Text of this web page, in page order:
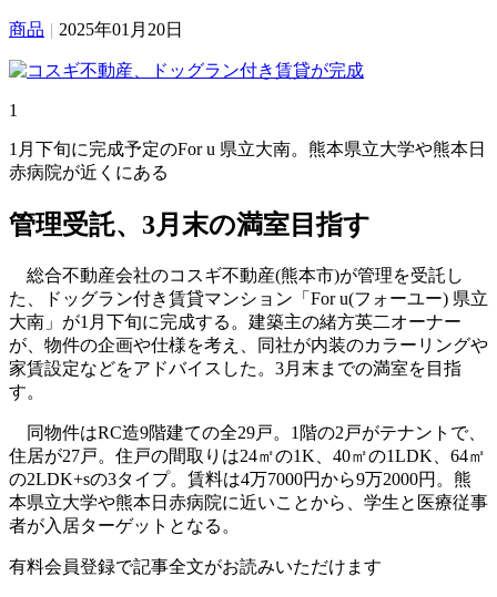
商品 | 2025年01月20日
1
1月下旬に完成予定のFor u 県立大南。熊本県立大学や熊本日
赤病院が近くにある
管理受託、3月末の満室目指す
総合不動産会社のコスギ不動産(熊本市)が管理を受託し
た、ドッグラン付き賃貸マンション「For u(フォーユー) 県立
大南」が1月下旬に完成する。建築主の緒方英二オーナー
が、物件の企画や仕様を考え、同社が内装のカラーリングや
家賃設定などをアドバイスした。3月末までの満室を目指
す。
同物件はRC造9階建ての全29戸。1階の2戸がテナントで、
住居が27戸。住戸の間取りは24㎡の1K、40㎡の1LDK、64㎡
の2LDK+sの3タイプ。賃料は4万7000円から9万2000円。熊
本県立大学や熊本日赤病院に近いことから、学生と医療従事
者が入居ターゲットとなる。
有料会員登録で記事全文がお読みいただけます